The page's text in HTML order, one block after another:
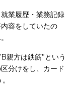
業履歴・業務記録
容をしていたの
親方は鉄筋”という
分けをし、カード